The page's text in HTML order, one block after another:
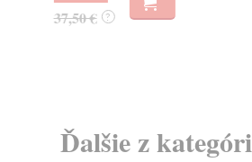
37,50 € ?
Ďalšie z